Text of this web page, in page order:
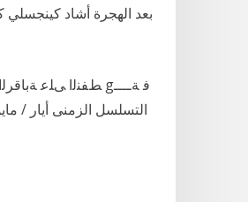
بعد الهجرة أشاد كينجسلي